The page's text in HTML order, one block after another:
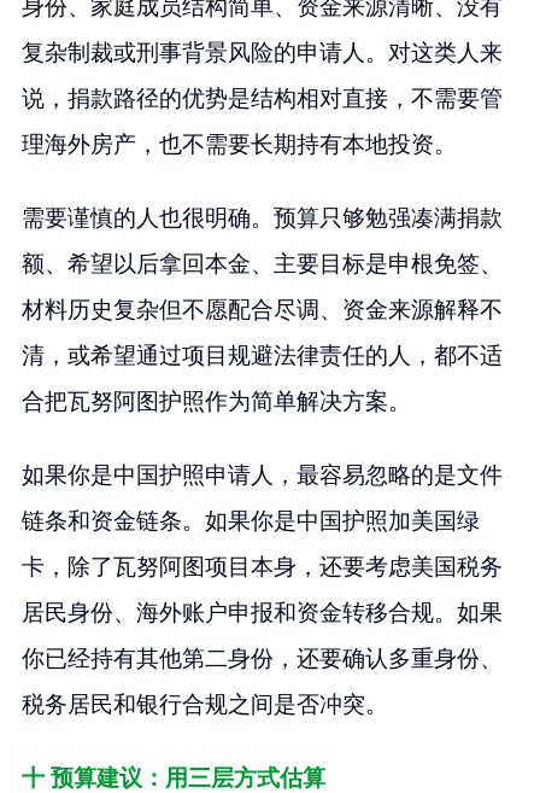
身份、家庭成员结构简单、资金来源清晰、没有
复杂制裁或刑事背景风险的申请人。对这类人来
说，捐款路径的优势是结构相对直接，不需要管
理海外房产，也不需要长期持有本地投资。
需要谨慎的人也很明确。预算只够勉强凑满捐款
额、希望以后拿回本金、主要目标是申根免签、
材料历史复杂但不愿配合尽调、资金来源解释不
清，或希望通过项目规避法律责任的人，都不适
合把瓦努阿图护照作为简单解决方案。
如果你是中国护照申请人，最容易忽略的是文件
链条和资金链条。如果你是中国护照加美国绿
卡，除了瓦努阿图项目本身，还要考虑美国税务
居民身份、海外账户申报和资金转移合规。如果
你已经持有其他第二身份，还要确认多重身份、
税务居民和银行合规之间是否冲突。
十 预算建议：用三层方式估算